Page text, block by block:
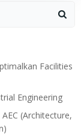
Facilities
Engineering
(Architecture,